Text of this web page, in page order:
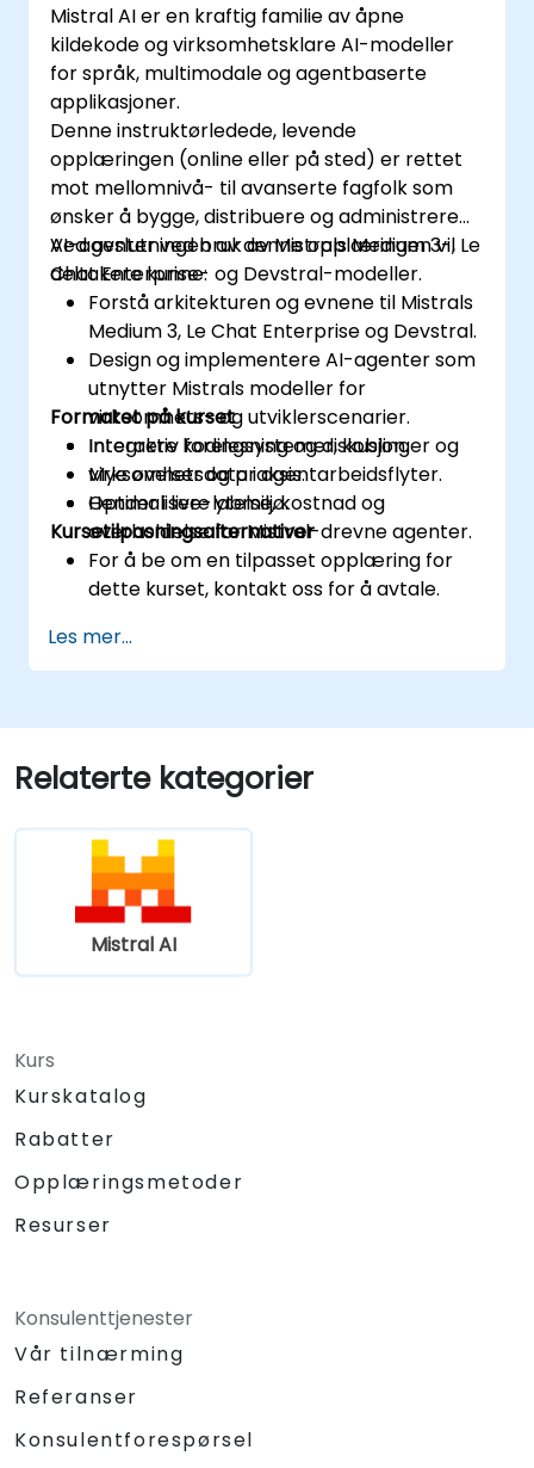
Mistral AI er en kraftig familie av åpne
kildekode og virksomhetsklare AI-modeller
for språk, multimodale og agentbaserte
applikasjoner.
Denne instruktørledede, levende
opplæringen (online eller på sted) er rettet
mot mellomnivå- til avanserte fagfolk som
ønsker å bygge, distribuere og administrere
AI-agenter ved bruk av Mistrals Medium 3-, Le
Chat Enterprise- og Devstral-modeller.
Ved avslutningen av denne opplæringen vil
deltakere kunne:
Forstå arkitekturen og evnene til Mistrals
Medium 3, Le Chat Enterprise og Devstral.
Design og implementere AI-agenter som
utnytter Mistrals modeller for
virksomhets- og utviklerscenarier.
Integrere kodingsystemer, koblinger og
virksomhetsdata i agentarbeidsflyter.
Optimalisere ytelse, kostnad og
overholdelse for Mistral-drevne agenter.
Formatet på kurset
Interaktiv forelesning og diskusjon.
Mye øvelser og praksis.
Hender i live-labmiljø.
Kursetilpasningsalternativer
For å be om en tilpasset opplæring for
dette kurset, kontakt oss for å avtale.
Les mer...
Relaterte kategorier
Mistral AI
Kurs
Kurskatalog
Rabatter
Opplæringsmetoder
Resurser
Konsulenttjenester
Vår tilnærming
Referanser
Konsulentforespørsel